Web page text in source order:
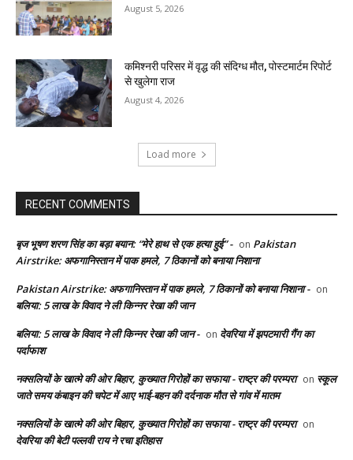
August 5, 2026
कमिश्नरी परिसर में वृद्ध की संदिग्ध मौत, पोस्टमार्टम रिपोर्ट
से खुलेगा राज
August 4, 2026
Load more
RECENT COMMENTS
बृज भूषण शरण सिंह का बड़ा बयान: “मेरे हाथ से एक हत्या हुई” - on Pakistan
Airstrike: अफगानिस्तान में पाक हमले, 7 ठिकानों को बनाया निशाना
Pakistan Airstrike: अफगानिस्तान में पाक हमले, 7 ठिकानों को बनाया निशाना - on
बलिया: 5 लाख के विवाद ने ली किन्नर रेखा की जान
बलिया: 5 लाख के विवाद ने ली किन्नर रेखा की जान - on देवरिया में झपटमारी गैंग का
पर्दाफाश
नक्सलियों के खात्मे की ओर बिहार, कुख्यात गिरोहों का सफाया - राष्ट्र की परम्परा on स्कूल
जाते समय कंबाइन की चपेट में आए भाई-बहन की दर्दनाक मौत से गांव में मातम
नक्सलियों के खात्मे की ओर बिहार, कुख्यात गिरोहों का सफाया - राष्ट्र की परम्परा on
देवरिया की बेटी पल्लवी राय ने रचा इतिहास